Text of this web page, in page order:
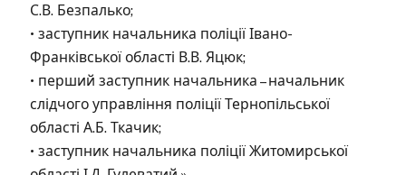
С.В. Безпалько;
• заступник начальника поліції Івано-
Франківської області В.В. Яцюк;
• перший заступник начальника – начальник
слідчого управління поліції Тернопільської
області А.Б. Ткачик;
• заступник начальника поліції Житомирської